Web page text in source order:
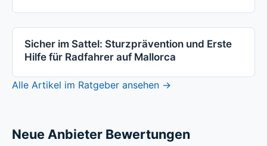
Sicher im Sattel: Sturzprävention und Erste
Hilfe für Radfahrer auf Mallorca
Alle Artikel im Ratgeber ansehen →
Neue Anbieter Bewertungen